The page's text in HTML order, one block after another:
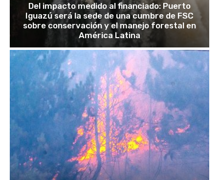
Del impacto medido al financiado: Puerto
Iguazú será la sede de una cumbre de FSC
sobre conservación y el manejo forestal en
América Latina